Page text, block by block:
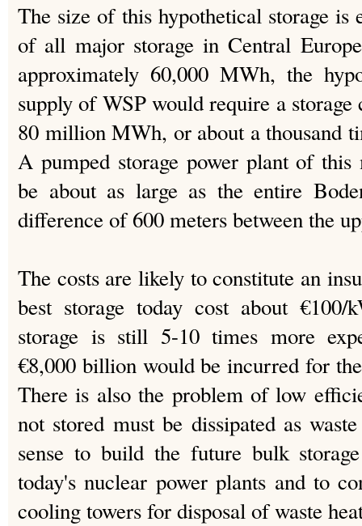
The size of this hypothetical storage
of all major storage in Central
approximately 60,000 MWh, the
supply of WSP would require a
80 million MWh, or about a thousand
A pumped storage power plant of this
be about as large as the entire
difference of 600 meters between the
The costs are likely to constitute an
best storage today cost about
storage is still 5-10 times more
€8,000 billion would be incurred for
There is also the problem of low
not stored must be dissipated as
sense to build the future bulk
today's nuclear power plants and to
cooling towers for disposal of waste